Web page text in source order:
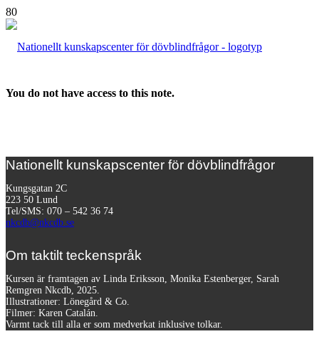
You do not have access to this note.
Nationellt kunskapscenter för dövblindfrågor
Kungsgatan 2C
223 50 Lund
Tel/SMS: 070 – 542 36 74
nkcdb@nkcdb.se
Om taktilt teckenspråk
Kursen är framtagen av Linda Eriksson, Monika Estenberger, Sarah
Remgren Nkcdb, 2025.
Illustrationer: Lönegård & Co.
Filmer: Karen Catalán.
Varmt tack till alla er som medverkat inklusive tolkar.